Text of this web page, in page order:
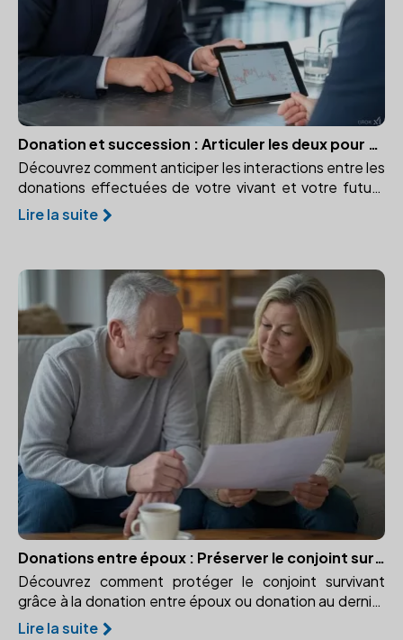
Donation et succession : Articuler les deux pour une transmission optimale
Découvrez comment anticiper les interactions entre les
donations effectuées de votre vivant et votre future
succession. Respectez les droits des héritiers
réservataires.
Lire la suite
Donations entre époux : Préserver le conjoint survivant
Découvrez comment protéger le conjoint survivant
grâce à la donation entre époux ou donation au dernier
vivant. Garantissez sa sécurité financière.
Lire la suite